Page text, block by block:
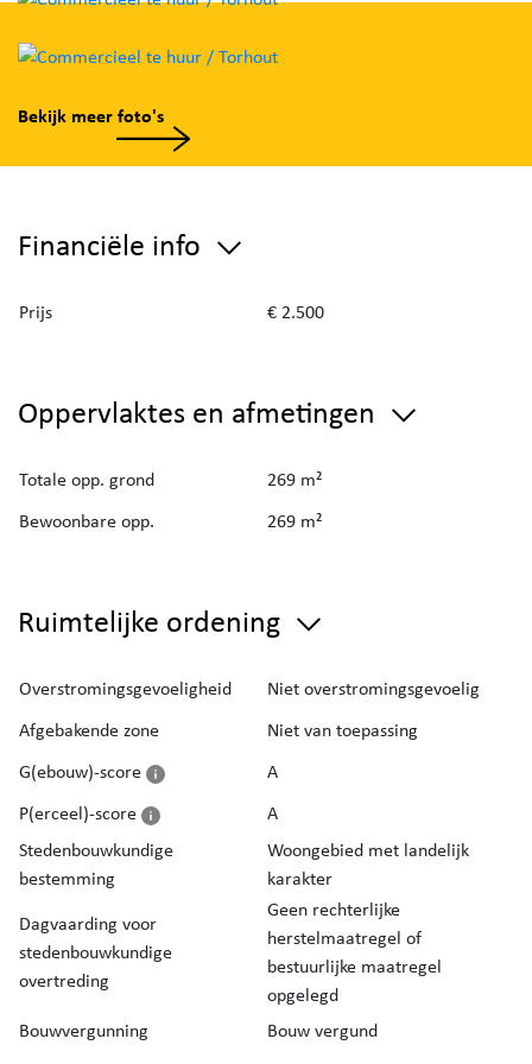
Bekijk meer foto's
Financiële info
Prijs € 2.500
Oppervlaktes en afmetingen
Totale opp. grond
269 m²
Bewoonbare opp.
269 m²
Ruimtelijke ordening
Overstromingsgevoeligheid
Niet overstromingsgevoelig
Afgebakende zone
Niet van toepassing
G(ebouw)-score
A
P(erceel)-score
A
Stedenbouwkundige
bestemming
Woongebied met landelijk
karakter
Dagvaarding voor
stedenbouwkundige
overtreding
Geen rechterlijke
herstelmaatregel of
bestuurlijke maatregel
opgelegd
Bouwvergunning
Bouw vergund